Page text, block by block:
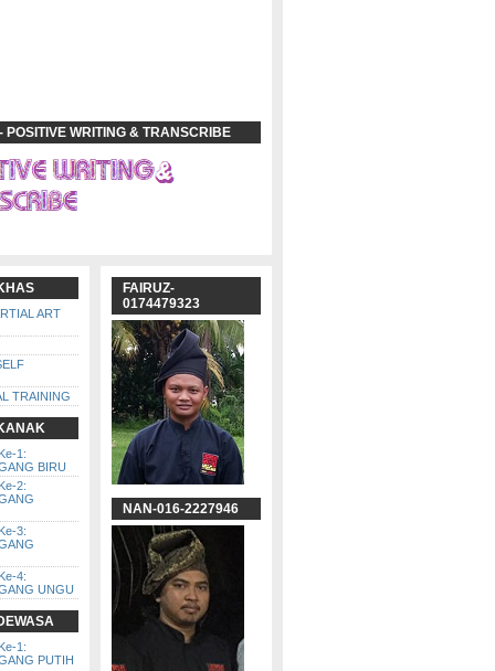
POSITIVE WRITING & TRANSCRIBE
ART
TRAINING
1:
BIRU
2:
3:
4:
UNGU
1:
PUTIH
FAIRUZ-
0174479323
NAN-016-2227946